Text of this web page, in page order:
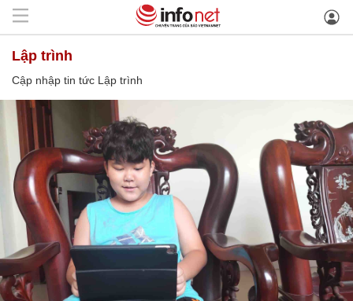
Lập trình
Cập nhập tin tức Lập trình